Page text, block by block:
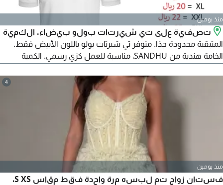
منذ يومين
تصفية على تي شيرتات بولو بيضاء. الكمية
المتبقية محدودة جدًا. متوفر تي شيرتات بولو باللون الأبيض فقط.
الخامة هندية من SANDHU، مناسبة للعمل كزي رسمي. الكمية
4
منذ يومين
فستان زواج تم لبسه مرة واحدة فقط مقاس S XS،